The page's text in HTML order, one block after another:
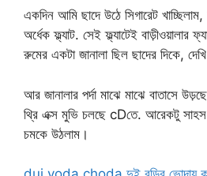
একদিন আমি ছাদে উঠে সিগারেট
অর্ধেক ফ্ল্যাট. সেই ফ্ল্যাটেই বাড়ীওয়ালার
রুমের একটা জানালা ছিল ছাদের দিকে,
আর জানালার পর্দা মাঝে মাঝে বাতাসে
থ্রি এক্স মুভি চলছে cDতে. আরেকটু সাহস
চমকে উঠলাম।